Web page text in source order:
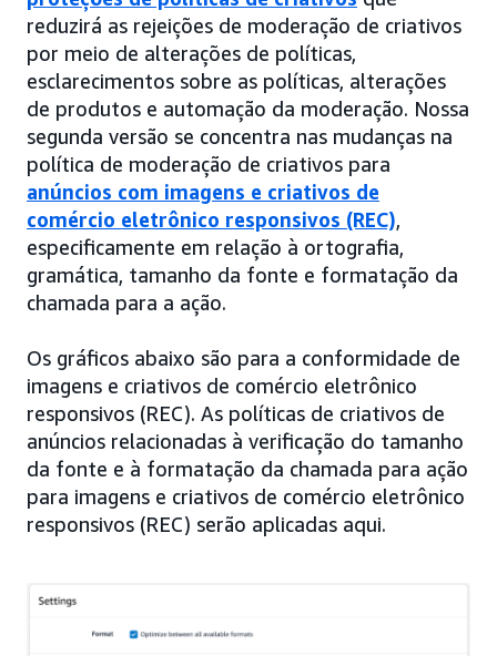
reduzirá as rejeições de moderação de criativos
por meio de alterações de políticas,
esclarecimentos sobre as políticas, alterações
de produtos e automação da moderação. Nossa
segunda versão se concentra nas mudanças na
política de moderação de criativos para
anúncios com imagens e criativos de
comércio eletrônico responsivos (REC),
especificamente em relação à ortografia,
gramática, tamanho da fonte e formatação da
chamada para a ação.
Os gráficos abaixo são para a conformidade de
imagens e criativos de comércio eletrônico
responsivos (REC). As políticas de criativos de
anúncios relacionadas à verificação do tamanho
da fonte e à formatação da chamada para ação
para imagens e criativos de comércio eletrônico
responsivos (REC) serão aplicadas aqui.